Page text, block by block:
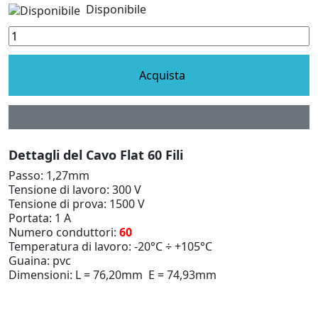
Disponibile
Acquista
Dettagli del Cavo Flat 60 Fili
Passo: 1,27mm
Tensione di lavoro: 300 V
Tensione di prova: 1500 V
Portata: 1 A
Numero conduttori: 60
Temperatura di lavoro: -20°C ÷ +105°C
Guaina: pvc
Dimensioni: L = 76,20mm E = 74,93mm